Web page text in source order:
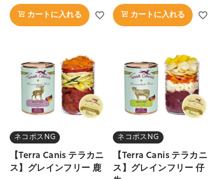
カートに入れる カートに入れる
ネコポスNG
【Terra Canis テラカニ
ス】グレインフリー 鹿
ネコポスNG
【Terra Canis テラカニ
ス】グレインフリー 仔